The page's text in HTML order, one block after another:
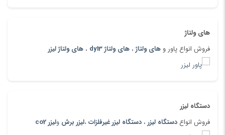
های ولتاژ
فروش انواع پاور و های ولتاژ، های ولتاژ dy13 ، های ولتاژ لیزر
دستگاه لیزر
فروش انواع دستگاه لیزر ، دستگاه لیزر غیرفلزات ،لیزر برش ولیزر co2
دارای طاقه بازکن
دارای درب جهت جلوگیری از خروج صدا و دود
دارای پنل تصویری رنگی با قابلیت آپلود 100 فایل متفاوت